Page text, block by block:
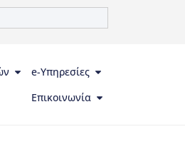
e-Υπηρεσίες
Επικοινωνία